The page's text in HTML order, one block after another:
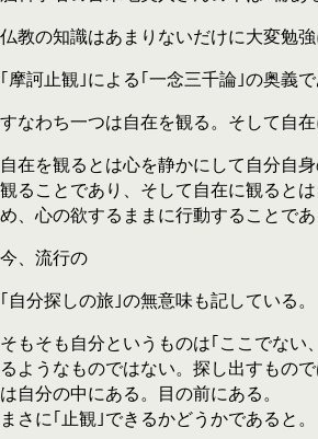
仏教の知識はあまりないだけに大変勉強
｢摩訶止観｣による｢一念三千論｣の奥義で
すなわち一つは自在を観る。そして自在
自在を観るとは心を静かにして自分自
観ることであり、そして自在に観ると
め、心の欲するままに行動することであ
今、流行の
｢自分探しの旅｣の無意味も記している。
そもそも自分というものは｢ここでない
るようなものではない。探し出すもの
は自分の中にある。目の前にある。
まさに｢止観｣できるかどうかであると。